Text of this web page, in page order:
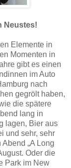
Neustes!
Elemente in
Momenten in
gibt es einen
im Auto
nach
gegrölt haben,
die spätere
lang in
lagen, Bier aus
und sehr, sehr
„A Long
Oder die
Park im New